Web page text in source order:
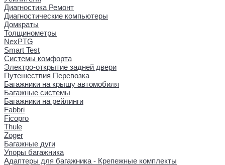
Диагностика Ремонт
Диагностические компьютеры
Домкраты
Толщинометры
NexPTG
Smart Test
Системы комфорта
Электро-открытие задней двери
Путешествия Перевозка
Багажники на крышу автомобиля
Багажные системы
Багажники на рейлинги
Fabbri
Ficopro
Thule
Zoger
Багажные дуги
Упоры багажника
Адаптеры для багажника - Крепежные комплекты